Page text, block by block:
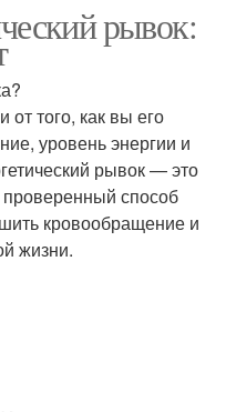
Зарядка для улучшения
Зарядка с постоянным
током
рывок:
того, как вы его
уровень энергии и
рывок — это
способ
кровообращение и
жизни.